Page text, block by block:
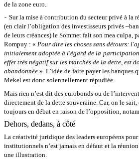
de la zone euro.
-Sur la mise à contribution du secteur privé à la
(en clair l’obligation des investisseurs privés
de leurs créances) le Sommet fait son mea culpa,
Rompuy : «Pour dire les choses sans détours:
initialement adoptée à l'égard de la participation
effet très négatif sur les marchés de la dette, est
abandonnée». L’idée de faire payer les banques
Mekel est donc solennellement répudiée.
Mais rien n’est dit des eurobonds ou de
directement de la dette souveraine. Car, on le
toujours en débat en raison de l’opposition,
Dehors, dedans, à côté
La créativité juridique des leaders européens
institutionnels n’est jamais en défaut et la
une illustration.